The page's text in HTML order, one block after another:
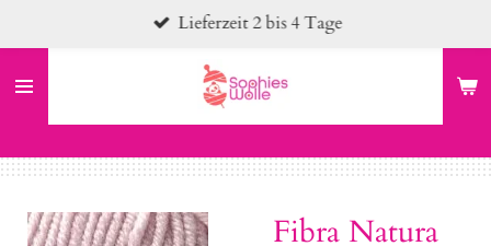
Hauptinhalt
springen
Lieferzeit 2 bis 4 Tage
Fibra Natura